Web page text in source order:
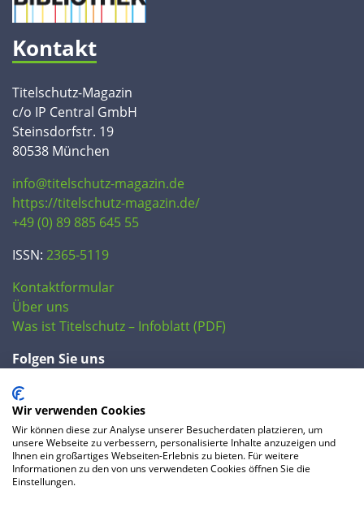
Kontakt
Titelschutz-Magazin
c/o IP Central GmbH
Steinsdorfstr. 19
80538 München
info@titelschutz-magazin.de
https://titelschutz-magazin.de/
+49 (0) 89 885 645 55
ISSN: 2365-5119
Kontaktformular
Über uns
Was ist Titelschutz – Infoblatt (PDF)
Folgen Sie uns
Wir verwenden Cookies
Wir können diese zur Analyse unserer Besucherdaten platzieren, um
unsere Webseite zu verbessern, personalisierte Inhalte anzuzeigen und
Ihnen ein großartiges Webseiten-Erlebnis zu bieten. Für weitere
Informationen zu den von uns verwendeten Cookies öffnen Sie die
Einstellungen.